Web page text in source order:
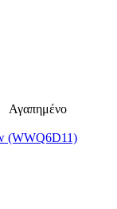
Αγαπημένο
(WWQ6D11)